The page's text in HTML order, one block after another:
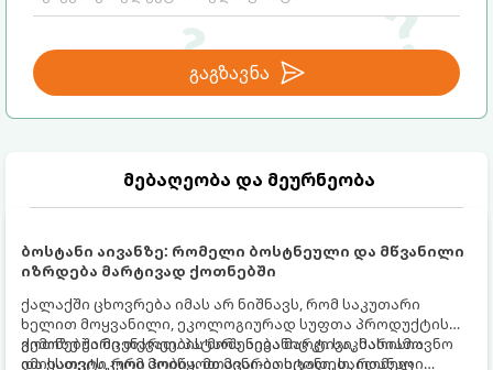
გაგზავნა
მებაღეობა და მეურნეობა
ბოსტანი აივანზე: რომელი ბოსტნეული და მწვანილი
იზრდება მარტივად ქოთნებში
ქალაქში ცხოვრება იმას არ ნიშნავს, რომ საკუთარი
ხელით მოყვანილი, ეკოლოგიურად სუფთა პროდუქტის
გემოზე უარი თქვათ. პატარა აივანიც კი საკმარისია
იმისათვის, რომ მოიწყოთ მინი-ბოსტანი, საიდანაც
ქოთნებში მცენარეების მოშენება მარტივი, სასიამოვნო
და ესთეტიკური ჰობია. მთავარია იცოდეთ, რომელი